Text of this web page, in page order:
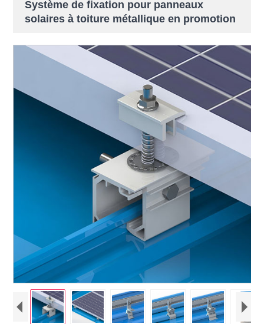
Système de fixation pour panneaux
solaires à toiture métallique en promotion